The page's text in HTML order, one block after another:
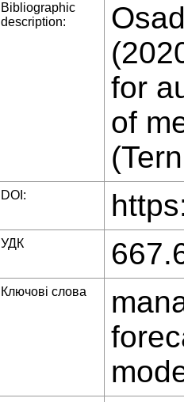
Bibliographic
description:
for
of
DOI:
УДК
Ключові слова